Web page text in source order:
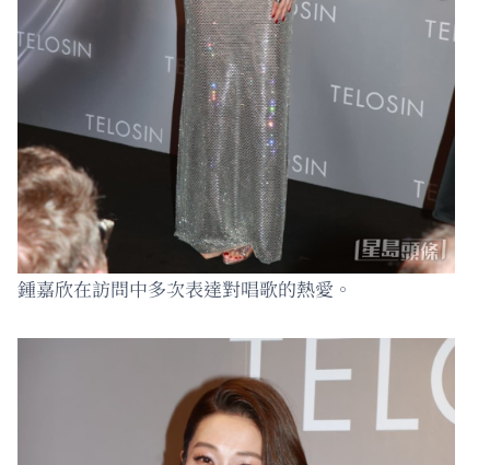
鍾嘉欣在訪問中多次表達對唱歌的熱愛。